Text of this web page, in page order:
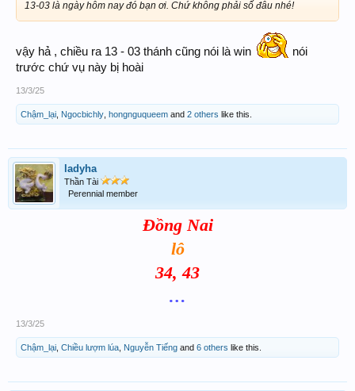
13-03 là ngày hôm nay đó bạn ơi. Chứ không phải số đâu nhé!
vậy hả , chiều ra 13 - 03 thánh cũng nói là win
nói
trước chứ vụ này bị hoài
13/3/25
Chậm_lại Ngocbichly hongnguqueem and 2 others like this.
ladyha
Thần Tài
Perennial member
Đồng Nai
lô
34, 43
…
13/3/25
Chậm_lại Chiều lượm lúa Nguyễn Tiếng and 6 others like this.